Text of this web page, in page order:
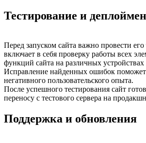
Тестирование и
Перед запуском сайта важно провести
включает в себя проверку работы всех
функций сайта на различных устройствах
Исправление найденных ошибок поможет
негативного пользовательского опыта.
После успешного тестирования сайт
переносу с тестового сервера на
Поддержка и обновления